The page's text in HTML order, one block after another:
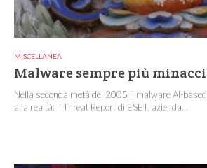
MISCELLANEA
Malware sempre più
Nella seconda metà del 2005 il malware AI-
alla realtà: il Threat Report di ESET, azienda...